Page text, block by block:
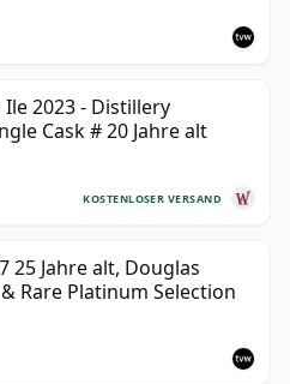
Ile 2023 - Distillery
Cask # 20 Jahre alt
KOSTENLOSER VERSAND
25 Jahre alt, Douglas
Rare Platinum Selection